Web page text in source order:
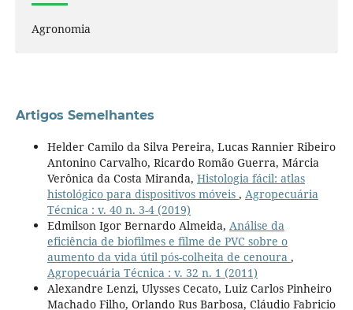
Agronomia
Artigos Semelhantes
Helder Camilo da Silva Pereira, Lucas Rannier Ribeiro
Antonino Carvalho, Ricardo Romão Guerra, Márcia
Verônica da Costa Miranda, Histologia fácil: atlas
histológico para dispositivos móveis , Agropecuária
Técnica : v. 40 n. 3-4 (2019)
Edmilson Igor Bernardo Almeida, Análise da
eficiência de biofilmes e filme de PVC sobre o
aumento da vida útil pós-colheita de cenoura ,
Agropecuária Técnica : v. 32 n. 1 (2011)
Alexandre Lenzi, Ulysses Cecato, Luiz Carlos Pinheiro
Machado Filho, Orlando Rus Barbosa, Cláudio Fabricio